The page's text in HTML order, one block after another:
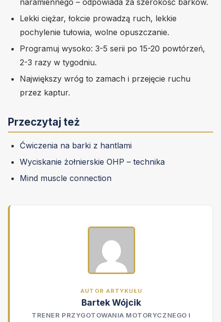
naramiennego – odpowiada za szerokość barków.
Lekki ciężar, łokcie prowadzą ruch, lekkie
pochylenie tułowia, wolne opuszczanie.
Programuj wysoko: 3-5 serii po 15-20 powtórzeń,
2-3 razy w tygodniu.
Największy wróg to zamach i przejęcie ruchu
przez kaptur.
Przeczytaj też
Ćwiczenia na barki z hantlami
Wyciskanie żołnierskie OHP – technika
Mind muscle connection
AUTOR ARTYKUŁU
Bartek Wójcik
TRENER PRZYGOTOWANIA MOTORYCZNEGO I